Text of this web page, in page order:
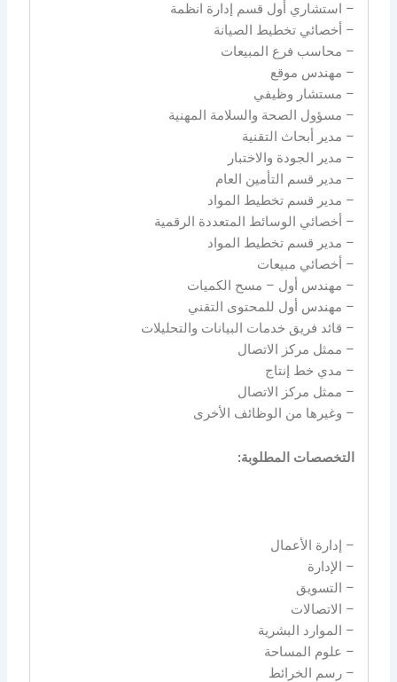
– استشاري أول قسم إدارة انظمة
– أخصائي تخطيط الصيانة
– محاسب فرع المبيعات
– مهندس موقع
– مستشار وظيفي
– مسؤول الصحة والسلامة المهنية
– مدير أبحاث التقنية
– مدير الجودة والاختبار
– مدير قسم التأمين العام
– مدير قسم تخطيط المواد
– أخصائي الوسائط المتعددة الرقمية
– مدير قسم تخطيط المواد
– أخصائي مبيعات
– مهندس أول – مسح الكميات
– مهندس أول للمحتوى التقني
– قائد فريق خدمات البيانات والتحليلات
– ممثل مركز الاتصال
– مدي خط إنتاج
– ممثل مركز الاتصال
– وغيرها من الوظائف الأخرى
التخصصات المطلوبة:
– إدارة الأعمال
– الإدارة
– التسويق
– الاتصالات
– الموارد البشرية
– علوم المساحة
– رسم الخرائط